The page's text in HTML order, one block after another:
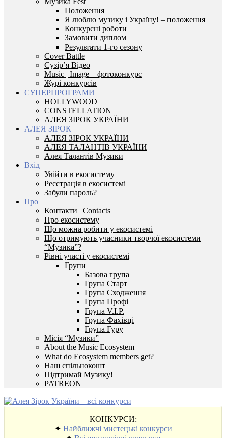
Положення
Я люблю музику і Україну! – положення
Конкурсні роботи
Замовити диплом
Результати 1-го сезону
Cover Battle
Сузір’я Відео
Music | Image – фотоконкурс
Журі конкурсів
СУПЕРПРОГРАМИ
HOLLYWOOD
CONSTELLATION
АЛЕЯ ЗІРОК УКРАЇНИ
АЛЕЯ ЗІРОК
АЛЕЯ ЗІРОК УКРАЇНИ
АЛЕЯ ТАЛАНТІВ УКРАЇНИ
Алея Талантів Музики
Вхід
Увійти в екосистему
Реєстрація в екосистемі
Забули пароль?
Про
Контакти | Contacts
Про екосистему
Що можна робити у екосистемі
Що отримують учасники творчої екосистеми
“Музика”?
Рівні участі у екосистемі
Групи
Базова група
Група Старт
Група Сходження
Група Профі
Група V.I.P.
Група Фахівці
Група Гуру
Місія “Музики”
About the Music Ecosystem
What do Ecosystem members get?
Наш спільнокошт
Підтримай Музику!
PATREON
КОНКУРСИ:
✦ Найближчі мистецькі конкурси